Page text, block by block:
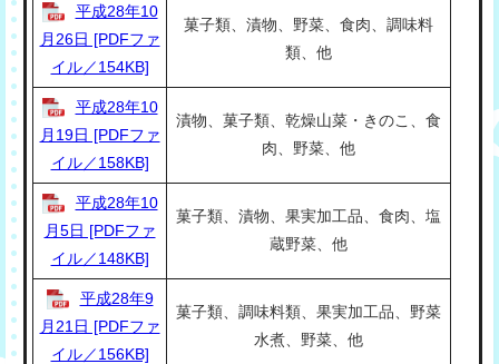
平成28年10
月26日 [PDFファ
イル／154KB]
菓子類、漬物、野菜、食肉、調味料
類、他
平成28年10
月19日 [PDFファ
イル／158KB]
漬物、菓子類、乾燥山菜・きのこ、食
肉、野菜、他
平成28年10
月5日 [PDFファ
イル／148KB]
菓子類、漬物、果実加工品、食肉、塩
蔵野菜、他
平成28年9
月21日 [PDFファ
イル／156KB]
菓子類、調味料類、果実加工品、野菜
水煮、野菜、他